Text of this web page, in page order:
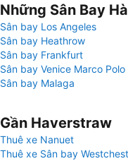
Những Sân Bay
Sân bay Los Angeles
Sân bay Heathrow
Sân bay Frankfurt
Sân bay Venice Marco Polo
Sân bay Malaga
Gần
Thuê xe Nanuet
Thuê xe Sân bay